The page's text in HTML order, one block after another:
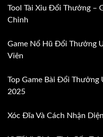
Tool Tài Xỉu Đổi Thưởng –
Chỉnh
Game Nổ Hũ Đổi Thưởng
Viên
Top Game Bài Đổi Thưởng
2025
Xóc Đĩa Và Cách Nhận